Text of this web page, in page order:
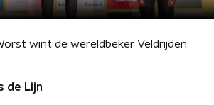
wint de wereldbeker Veldrijden
de Lijn